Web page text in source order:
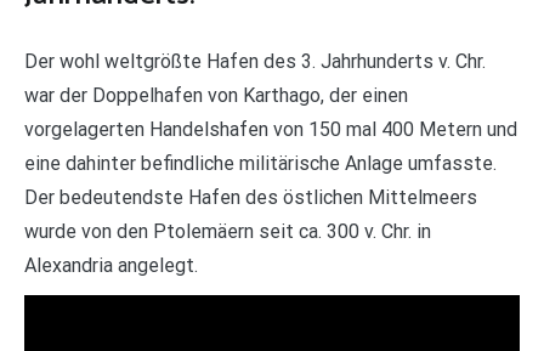
Der wohl weltgrößte Hafen des 3. Jahrhunderts v. Chr.
war der Doppelhafen von Karthago, der einen
vorgelagerten Handelshafen von 150 mal 400 Metern und
eine dahinter befindliche militärische Anlage umfasste.
Der bedeutendste Hafen des östlichen Mittelmeers
wurde von den Ptolemäern seit ca. 300 v. Chr. in
Alexandria angelegt.